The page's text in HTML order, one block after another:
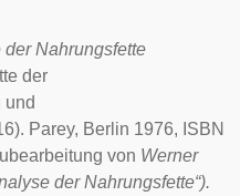
der Nahrungsfette
der
und
Parey, Berlin 1976, ISBN
von Werner
der Nahrungsfette“).